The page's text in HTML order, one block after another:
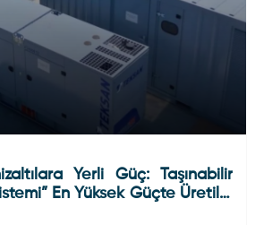
Yerli Güç: Taşınabilir
En Yüksek Güçte Üretildi